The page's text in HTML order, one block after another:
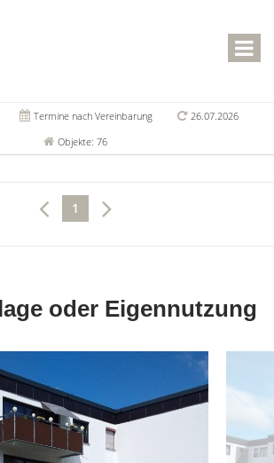
Termine nach Vereinbarung
26.07.2026
Objekte: 76
1
oder Eigennutzung